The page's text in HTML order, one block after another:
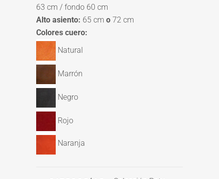
63 cm / fondo 60 cm
Alto asiento: 65 cm o 72 cm
Colores cuero:
Natural
Marrón
Negro
Rojo
Naranja